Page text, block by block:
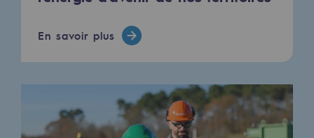
Qu'est-ce que la méthanisation ?
Teréga, partenaire de référence sur le
Hydrogène
Hydrogène : Enjeux et opportunités
En savoir plus